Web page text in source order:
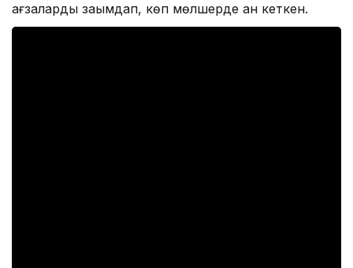
ағзаларды зақымдап, көп мөлшерде қан кеткен.